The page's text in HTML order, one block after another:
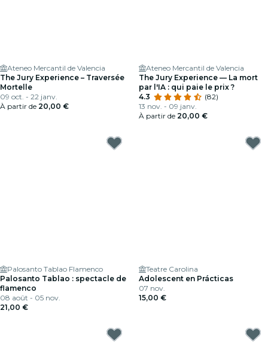
Ateneo Mercantil de Valencia
The Jury Experience – Traversée
Mortelle
09 oct. - 22 janv.
À partir de 20,00 €
Ateneo Mercantil de Valencia
The Jury Experience — La mort
par l'IA : qui paie le prix ?
4.3
(82)
13 nov. - 09 janv.
À partir de 20,00 €
Palosanto Tablao Flamenco
Palosanto Tablao : spectacle de
flamenco
08 août - 05 nov.
21,00 €
Teatre Carolina
Adolescent en Prácticas
07 nov.
15,00 €